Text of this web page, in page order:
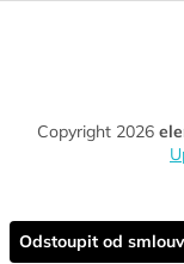
Copyright 2026
Odstoupit od